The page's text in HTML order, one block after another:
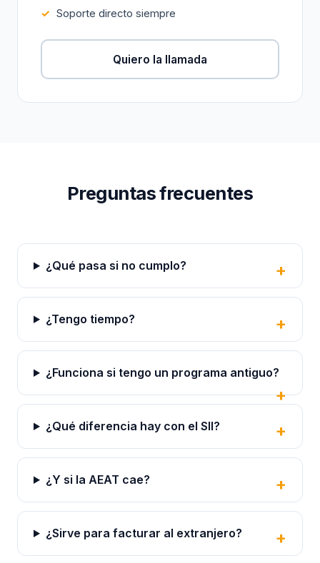
Soporte directo siempre
Quiero la llamada
Preguntas frecuentes
¿Qué pasa si no cumplo?
¿Tengo tiempo?
¿Funciona si tengo un programa antiguo?
¿Qué diferencia hay con el SII?
¿Y si la AEAT cae?
¿Sirve para facturar al extranjero?